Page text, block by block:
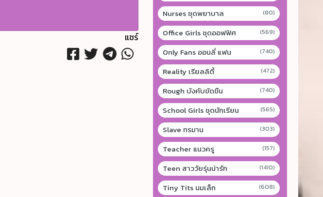
แชร์
Nurses ชุดพยาบาล (80)
Office Girls ชุดออฟฟิศ (569)
Only Fans ออนลี่ แฟน (740)
Reality เรียลลิตี้ (472)
Rough บังคับขัดขืน (740)
School Girls ชุดนักเรียน (565)
Slave ทรมาน (303)
Teacher แนวครู (157)
Teen สาววัยรุ่นน่ารัก (1410)
Tiny Tits นมเล็ก (608)